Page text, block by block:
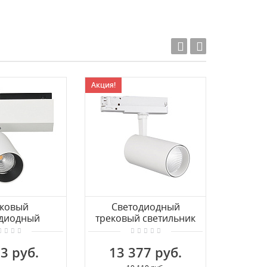
для
1Track
руб.
Акция!
Светодиодный
трековый светильник
MANTRA FUJI 7203
13 377 руб.